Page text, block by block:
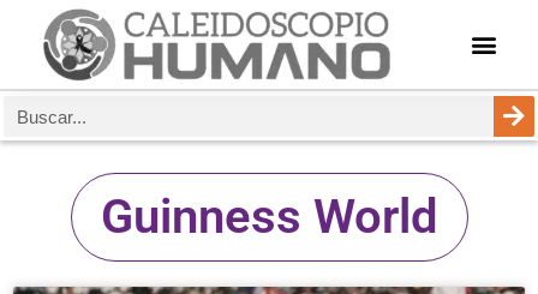
Guinness World